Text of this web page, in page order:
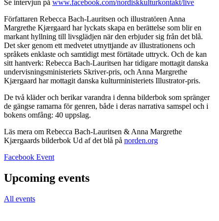
Se intervjun på www.facebook.com/nordiskkulturkontakt/live
Författaren Rebecca Bach-Lauritsen och illustratören Anna
Margrethe Kjærgaard har lyckats skapa en berättelse som blir en
markant hyllning till livsglädjen när den erbjuder sig från det blå.
Det sker genom ett medvetet utnyttjande av illustrationens och
språkets enklaste och samtidigt mest förtätade uttryck. Och de kan
sitt hantverk: Rebecca Bach-Lauritsen har tidigare mottagit danska
undervisningsministeriets Skriver-pris, och Anna Margrethe
Kjærgaard har mottagit danska kulturministeriets Illustrator-pris.
De två kläder och berikar varandra i denna bilderbok som spränger
de gängse ramarna för genren, både i deras narrativa samspel och i
bokens omfång: 40 uppslag.
Läs mera om Rebecca Bach-Lauritsen & Anna Margrethe
Kjærgaards bilderbok Ud af det blå på norden.org
Facebook EventOpens
a
new
Upcoming events
All events